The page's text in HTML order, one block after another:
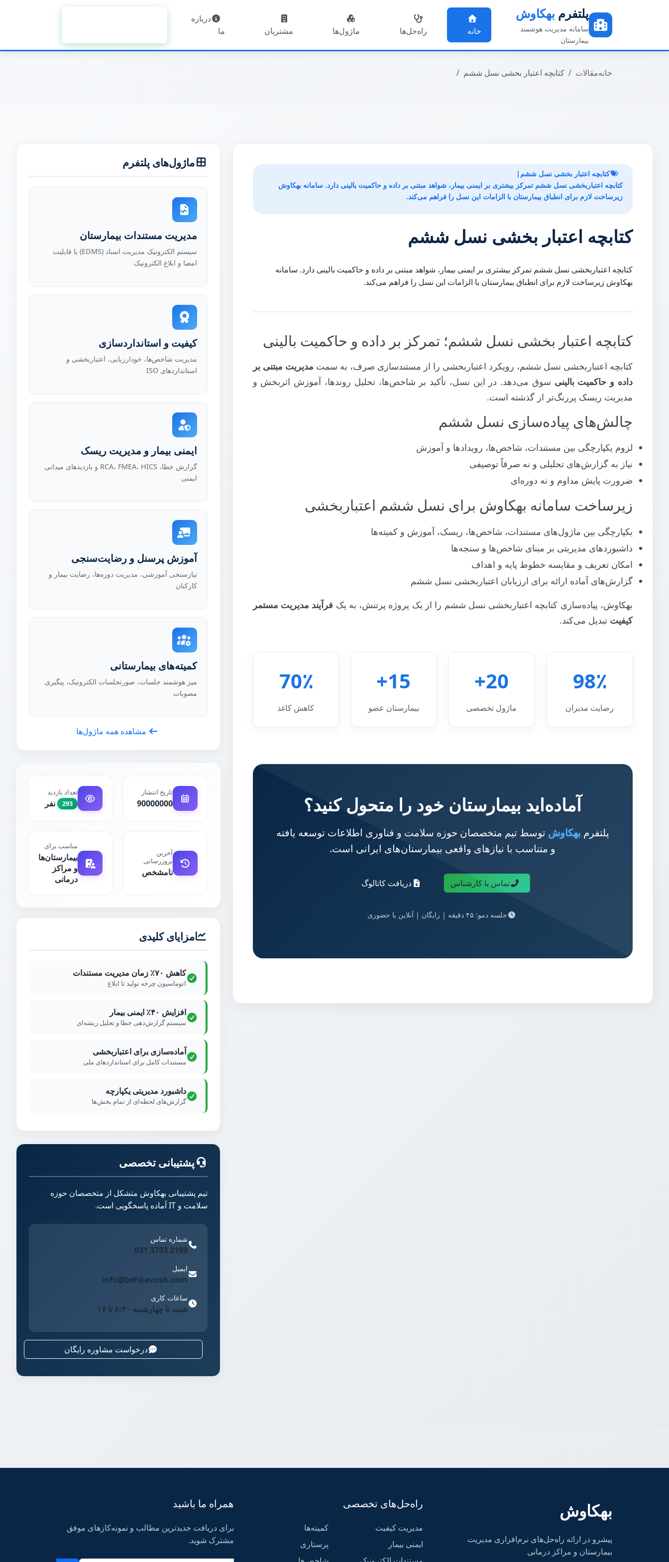
پلتفرم بهکاوش
سامانه مدیریت هوشمند
بیمارستان
خانه راه‌حل‌ها ماژول‌ها مشتریان
درباره
ما
خانهمقالات کتابچه اعتبار بخشی نسل ششم
کتابچه اعتبار بخشی نسل ششم|
کتابچه اعتباربخشی نسل ششم تمرکز بیشتری بر ایمنی بیمار، شواهد مبتنی بر داده و حاکمیت بالینی دارد. سامانه بهکاوش
زیرساخت لازم برای انطباق بیمارستان با الزامات این نسل را فراهم می‌کند.
کتابچه اعتبار بخشی نسل ششم
کتابچه اعتباربخشی نسل ششم تمرکز بیشتری بر ایمنی بیمار، شواهد مبتنی بر داده و حاکمیت بالینی دارد. سامانه
بهکاوش زیرساخت لازم برای انطباق بیمارستان با الزامات این نسل را فراهم می‌کند.
کتابچه اعتبار بخشی نسل ششم؛ تمرکز بر داده و حاکمیت بالینی
کتابچه اعتباربخشی نسل ششم، رویکرد اعتباربخشی را از مستندسازی صرف، به سمت مدیریت مبتنی بر
داده و حاکمیت بالینی سوق می‌دهد. در این نسل، تأکید بر شاخص‌ها، تحلیل روندها، آموزش اثربخش و
مدیریت ریسک پررنگ‌تر از گذشته است.
چالش‌های پیاده‌سازی نسل ششم
لزوم یکپارچگی بین مستندات، شاخص‌ها، رویدادها و آموزش
نیاز به گزارش‌های تحلیلی و نه صرفاً توصیفی
ضرورت پایش مداوم و نه دوره‌ای
زیرساخت سامانه بهکاوش برای نسل ششم اعتباربخشی
یکپارچگی بین ماژول‌های مستندات، شاخص‌ها، ریسک، آموزش و کمیته‌ها
داشبوردهای مدیریتی بر مبنای شاخص‌ها و سنجه‌ها
امکان تعریف و مقایسه خطوط پایه و اهداف
گزارش‌های آماده ارائه برای ارزیابان اعتباربخشی نسل ششم
بهکاوش، پیاده‌سازی کتابچه اعتباربخشی نسل ششم را از یک پروژه پرتنش، به یک فرآیند مدیریت مستمر
کیفیت تبدیل می‌کند.
98٪
رضایت مدیران
20+
ماژول تخصصی
15+
بیمارستان عضو
70٪
کاهش کاغذ
آماده‌اید بیمارستان خود را متحول کنید؟
پلتفرم بهکاوش توسط تیم متخصصان حوزه سلامت و فناوری اطلاعات توسعه یافته
و متناسب با نیازهای واقعی بیمارستان‌های ایرانی است.
تماس با کارشناس دریافت کاتالوگ
جلسه دمو: ۴۵ دقیقه | رایگان | آنلاین یا حضوری
ماژول‌های پلتفرم
مدیریت مستندات بیمارستان
سیستم الکترونیک مدیریت اسناد (EDMS) با قابلیت
امضا و ابلاغ الکترونیک
کیفیت و استانداردسازی
مدیریت شاخص‌ها، خودارزیابی، اعتباربخشی و
استانداردهای ISO
ایمنی بیمار و مدیریت ریسک
گزارش خطا، RCA، FMEA، HICS و بازدیدهای میدانی
ایمنی
آموزش پرسنل و رضایت‌سنجی
نیازسنجی آموزشی، مدیریت دوره‌ها، رضایت بیمار و
کارکنان
کمیته‌های بیمارستانی
میز هوشمند جلسات، صورتجلسات الکترونیک، پیگیری
مصوبات
مشاهده همه ماژول‌ها
تاریخ انتشار
90000000
تعداد بازدید
293
نفر
آخرین
بروزرسانی
نامشخص
مناسب برای
بیمارستان‌ها
و مراکز
درمانی
مزایای کلیدی
کاهش ۷۰٪ زمان مدیریت مستندات
اتوماسیون چرخه تولید تا ابلاغ
افزایش ۴۰٪ ایمنی بیمار
سیستم گزارش‌دهی خطا و تحلیل ریشه‌ای
آماده‌سازی برای اعتباربخشی
مستندات کامل برای استانداردهای ملی
داشبورد مدیریتی یکپارچه
گزارش‌های لحظه‌ای از تمام بخش‌ها
پشتیبانی تخصصی
تیم پشتیبانی بهکاوش متشکل از متخصصان حوزه
سلامت و IT آماده پاسخگویی است.
شماره تماس
2199 3793 031
ایمیل
info@behkavosh.com
ساعات کاری
شنبه تا چهارشنبه ۸:۳۰ تا ۱۷
درخواست مشاوره رایگان
بهکاوش
پیشرو در ارائه راه‌حل‌های نرم‌افزاری مدیریت
بیمارستان و مراکز درمانی
راه‌حل‌های تخصصی
مدیریت کیفیت
ایمنی بیمار
کمیته‌ها
پرستاری
همراه ما باشید
برای دریافت جدیدترین مطالب و نمونه‌کازهای موفق
مشترک شوید.